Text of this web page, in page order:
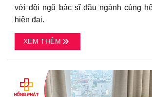
với đội ngũ bác sĩ đầu ngành cùng
hiện đại.
XEM THÊM